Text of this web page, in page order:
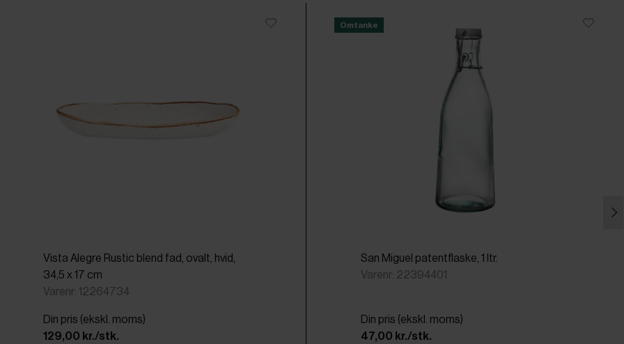
Vista Alegre Rustic blend fad, ovalt, hvid,
34,5 x 17 cm
Varenr: 12264734
Din pris (ekskl. moms)
129,00 kr./stk.
Omtanke
San Miguel patentflaske, 1 ltr.
Varenr: 22394401
Din pris (ekskl. moms)
47,00 kr./stk.